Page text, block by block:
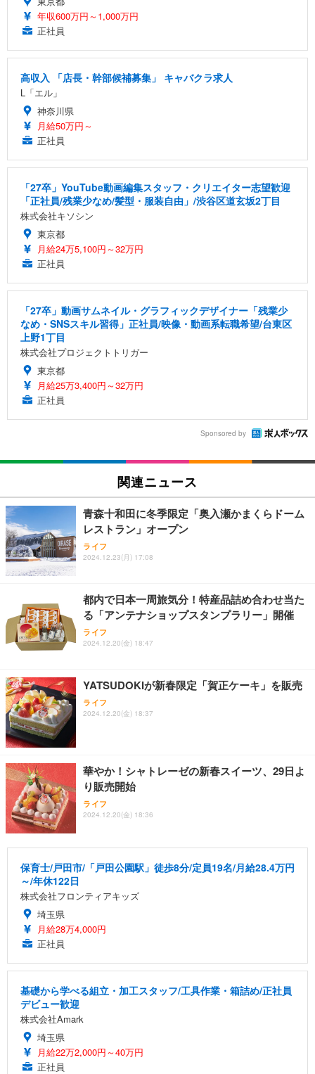
年収600万円～1,000万円
正社員
高収入 「店長・幹部候補募集」 キャバクラ求人
L「エル」
神奈川県
月給50万円～
正社員
「27卒」YouTube動画編集スタッフ・クリエイター志望歓迎
「正社員/残業少なめ/髪型・服装自由」/渋谷区道玄坂2丁目
株式会社キソシン
東京都
月給24万5,100円～32万円
正社員
「27卒」動画サムネイル・グラフィックデザイナー「残業少
なめ・SNSスキル習得」正社員/映像・動画系転職希望/台東区
上野1丁目
株式会社プロジェクトトリガー
東京都
月給25万3,400円～32万円
正社員
Sponsored by
関連ニュース
青森十和田に冬季限定「奥入瀬かまくらドーム
レストラン」オープン
ライフ
2024.12.23(月) 17:08
都内で日本一周旅気分！特産品詰め合わせ当た
る「アンテナショップスタンプラリー」開催
ライフ
2024.12.20(金) 18:47
YATSUDOKIが新春限定「賀正ケーキ」を販売
ライフ
2024.12.20(金) 18:37
華やか！シャトレーゼの新春スイーツ、29日よ
り販売開始
ライフ
2024.12.20(金) 18:36
保育士/戸田市/「戸田公園駅」徒歩8分/定員19名/月給28.4万円
～/年休122日
株式会社フロンティアキッズ
埼玉県
月給28万4,000円
正社員
基礎から学べる組立・加工スタッフ/工具作業・箱詰め/正社員
デビュー歓迎
株式会社Amark
埼玉県
月給22万2,000円～40万円
正社員